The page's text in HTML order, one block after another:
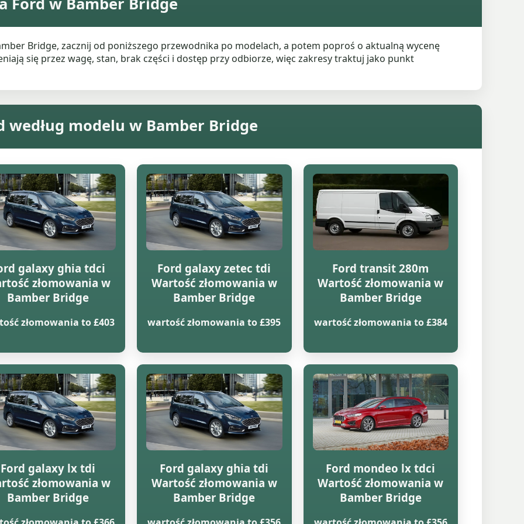
Bridge, zacznij od poniższego przewodnika po modelach, a potem poproś o aktualną wycenę
się przez wagę, stan, brak części i dostęp przy odbiorze, więc zakresy traktuj jako punkt
według modelu w Bamber Bridge
galaxy ghia tdci
złomowania w
Bamber Bridge
złomowania to £403
Ford galaxy zetec tdi
Wartość złomowania w
Bamber Bridge
wartość złomowania to £395
Ford transit 280m
Wartość złomowania w
Bamber Bridge
wartość złomowania to £384
Ford galaxy lx tdi
złomowania w
Bamber Bridge
Ford galaxy ghia tdi
Wartość złomowania w
Bamber Bridge
Ford mondeo lx tdci
Wartość złomowania w
Bamber Bridge